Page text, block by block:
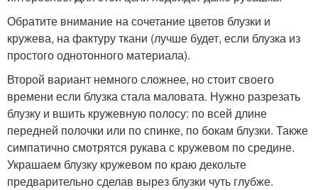
Обратите внимание на сочетание цветов блузки и
кружева, на фактуру ткани (лучше будет, если блузка из
простого однотонного материала).
Второй вариант немного сложнее, но стоит своего
времени если блузка стала маловата. Нужно разрезать
блузку и вшить кружевную полосу: по всей длине
передней полочки или по спинке, по бокам блузки. Также
симпатично смотрятся рукава с кружевом по средине.
Украшаем блузку кружевом по краю декольте
предварительно сделав вырез блузки чуть глубже.